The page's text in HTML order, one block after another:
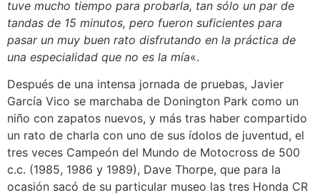
tuve mucho tiempo para probarla, tan sólo un par de
tandas de 15 minutos, pero fueron suficientes para
pasar un muy buen rato disfrutando en la práctica de
una especialidad que no es la mía«.
Después de una intensa jornada de pruebas, Javier
García Vico se marchaba de Donington Park como un
niño con zapatos nuevos, y más tras haber compartido
un rato de charla con uno de sus ídolos de juventud, el
tres veces Campeón del Mundo de Motocross de 500
c.c. (1985, 1986 y 1989), Dave Thorpe, que para la
ocasión sacó de su particular museo las tres Honda CR